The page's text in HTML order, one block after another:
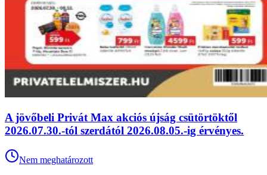
A jövőbeli Privát Max akciós újság csütörtöktől
2026.07.30.-tól szerdától 2026.08.05.-ig érvényes.
Nem meghatározott